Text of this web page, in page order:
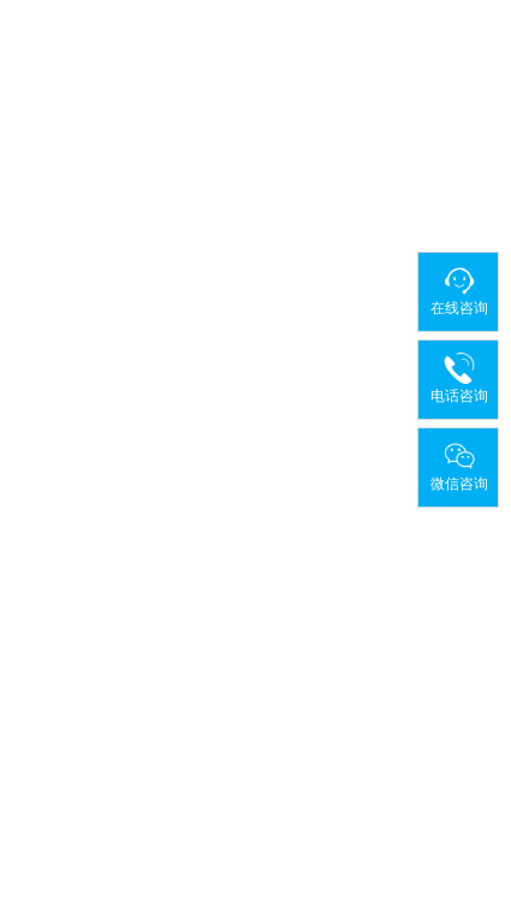
在线咨询
电话咨询
微信咨询